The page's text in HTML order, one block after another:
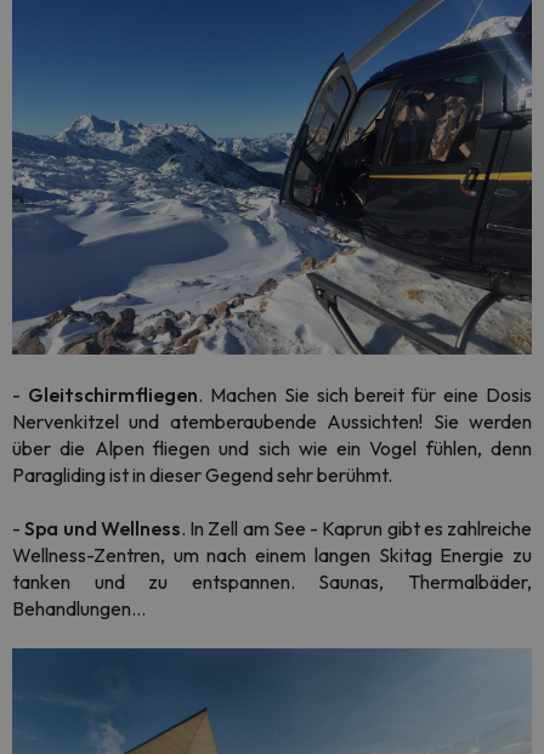
- Gleitschirmfliegen. Machen Sie sich bereit für eine Dosis
Nervenkitzel und atemberaubende Aussichten! Sie werden
über die Alpen fliegen und sich wie ein Vogel fühlen, denn
Paragliding ist in dieser Gegend sehr berühmt.
-Spa und Wellness. In Zell am See - Kaprun gibt es zahlreiche
Wellness-Zentren, um nach einem langen Skitag Energie zu
tanken und zu entspannen. Saunas, Thermalbäder,
Behandlungen...